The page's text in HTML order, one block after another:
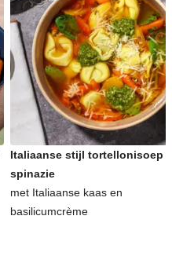
Italiaanse stijl tortellonisoep
spinazie
met Italiaanse kaas en
basilicumcrème